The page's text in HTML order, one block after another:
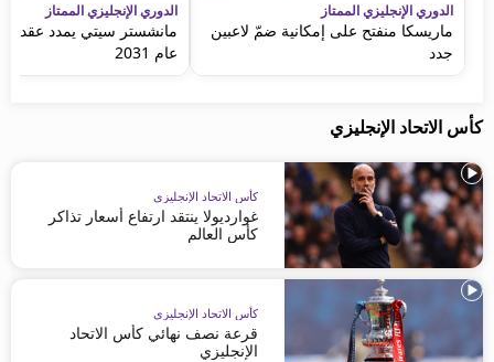
الدوري الإنجليزي الممتاز
ماريسكا منفتح على إمكانية ضمّ لاعبين
جدد
الدوري الإنجليزي الممتاز
مانشستر سيتي يمدد عقد
عام 2031
كأس الاتحاد الإنجليزي
كأس الاتحاد الإنجليزي
غوارديولا ينتقد ارتفاع أسعار تذاكر
كأس العالم
كأس الاتحاد الإنجليزي
قرعة نصف نهائي كأس الاتحاد
الإنجليزي